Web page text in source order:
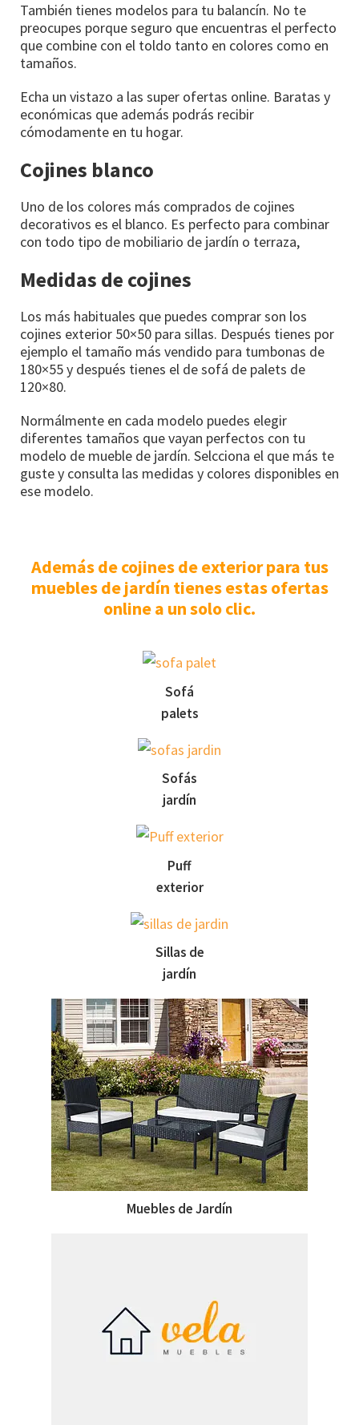
También tienes modelos para tu balancín. No te
preocupes porque seguro que encuentras el perfecto
que combine con el toldo tanto en colores como en
tamaños.
Echa un vistazo a las super ofertas online. Baratas y
económicas que además podrás recibir
cómodamente en tu hogar.
Cojines blanco
Uno de los colores más comprados de cojines
decorativos es el blanco. Es perfecto para combinar
con todo tipo de mobiliario de jardín o terraza,
Medidas de cojines
Los más habituales que puedes comprar son los
cojines exterior 50×50 para sillas. Después tienes por
ejemplo el tamaño más vendido para tumbonas de
180×55 y después tienes el de sofá de palets de
120×80.
Normálmente en cada modelo puedes elegir
diferentes tamaños que vayan perfectos con tu
modelo de mueble de jardín. Selcciona el que más te
guste y consulta las medidas y colores disponibles en
ese modelo.
Además de cojines de exterior para tus
muebles de jardín tienes estas ofertas
online a un solo clic.
Sofá
palets
Sofás
jardín
Puff
exterior
Sillas de
jardín
Muebles de Jardín